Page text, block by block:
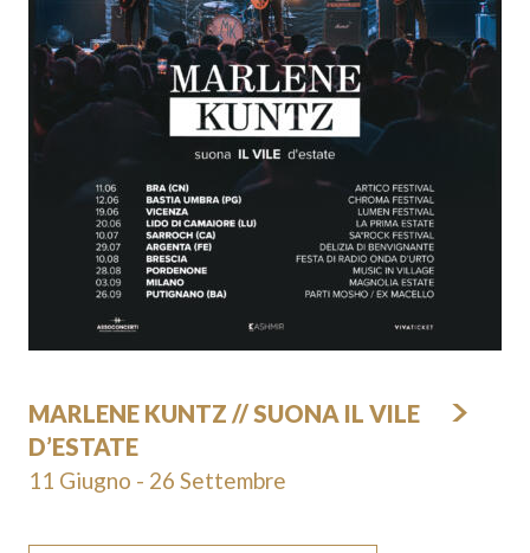
MARLENE KUNTZ // SUONA IL VILE
D’ESTATE
11 Giugno - 26 Settembre